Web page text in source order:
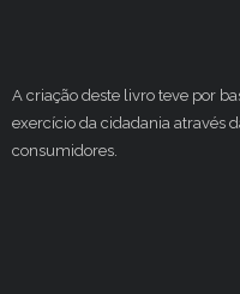
A criação deste livro teve por
exercício da cidadania através
consumidores.